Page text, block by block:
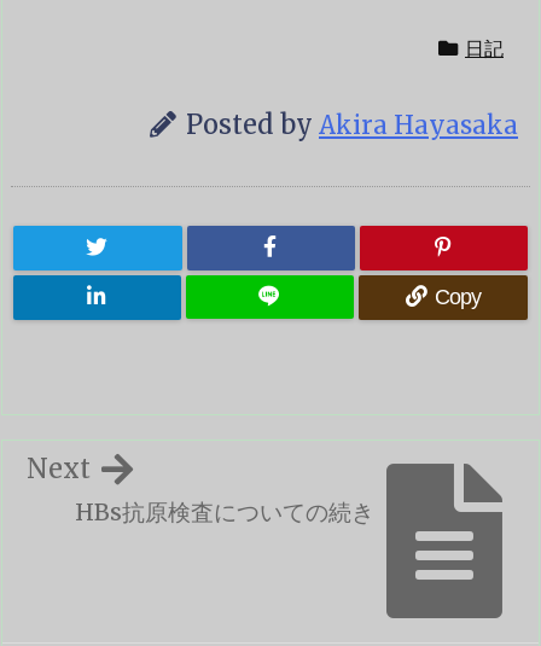
日記
Posted by Akira Hayasaka
Copy
HBs抗原検査についての続き
Next